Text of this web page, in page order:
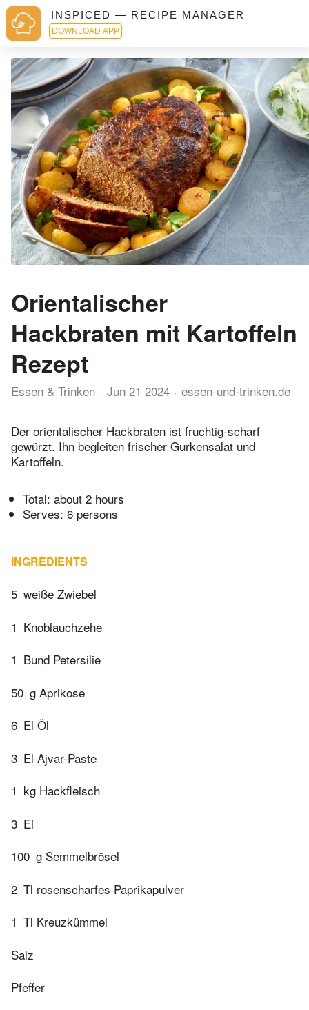
INSPICED — RECIPE MANAGER
DOWNLOAD APP
Orientalischer
Hackbraten mit Kartoffeln
Rezept
Essen & Trinken Jun 21 2024 essen-und-trinken.de
Der orientalischer Hackbraten ist fruchtig-scharf
gewürzt. Ihn begleiten frischer Gurkensalat und
Kartoffeln.
Total: about 2 hours
Serves: 6 persons
INGREDIENTS
5 weiße Zwiebel
1 Knoblauchzehe
1 Bund Petersilie
50 g Aprikose
6 El Öl
3 El Ajvar-Paste
1 kg Hackfleisch
3 Ei
100 g Semmelbrösel
2 Tl rosenscharfes Paprikapulver
1 Tl Kreuzkümmel
Salz
Pfeffer